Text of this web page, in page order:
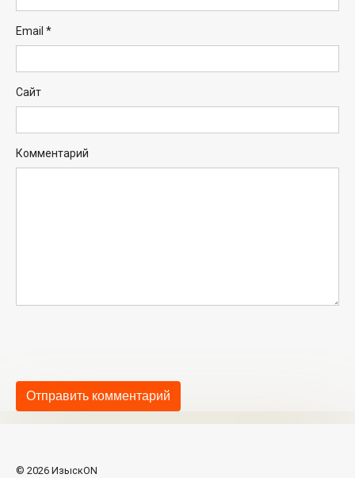
Email *
Сайт
Комментарий
© 2026 ИзыскON